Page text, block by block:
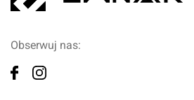
Obserwuj nas: